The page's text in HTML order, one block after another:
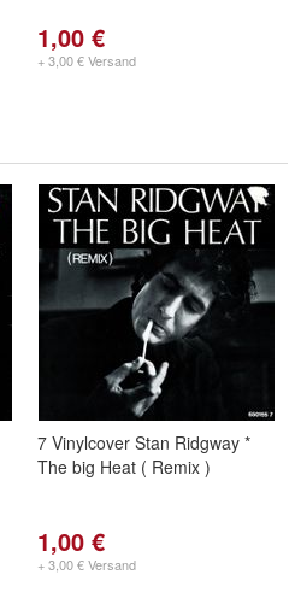
1,00 €
+ 3,00 € Versand
7 Vinylcover Stan Ridgway *
The big Heat ( Remix )
1,00 €
+ 3,00 € Versand